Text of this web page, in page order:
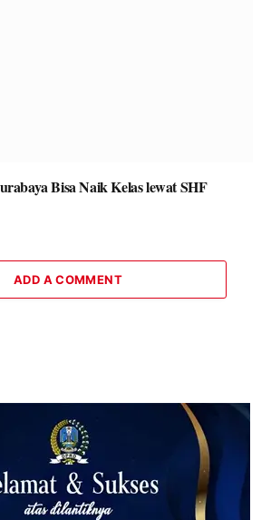
Bisa Naik Kelas lewat SHF
ADD A COMMENT